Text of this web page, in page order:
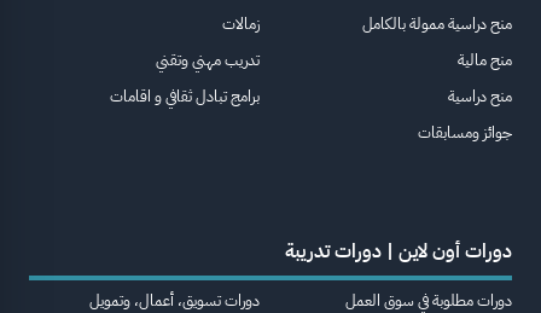
منح دراسية ممولة بالكامل
منح مالية
منح دراسية
جوائز ومسابقات
زمالات
تدريب مهني وتقني
برامج تبادل ثقافي و اقامات
دورات أون لاين | دورات تدريبة
دورات مطلوبة في سوق العمل
دورات تسويق، أعمال، وتمويل